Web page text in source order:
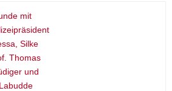
mit
Silke
Thomas
und